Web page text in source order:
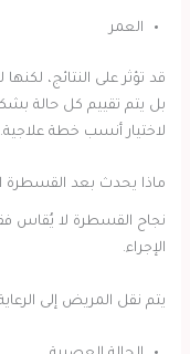
العمر
قد تؤثر على النتائج،
بل يتم تقييم كل حالة
لاختيار أنسب خطة علاجية.
ماذا يحدث بعد القسطرة
نجاح القسطرة لا يُقاس
الإجراء.
يتم نقل المريض إلى